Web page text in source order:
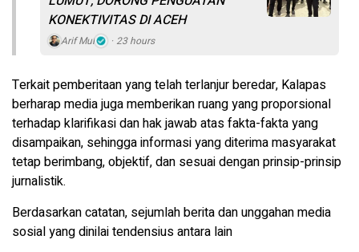
KONEKTIVITAS DI ACEH
Arif Mul 23 hours
Terkait pemberitaan yang telah terlanjur beredar, Kalapas
berharap media juga memberikan ruang yang proporsional
terhadap klarifikasi dan hak jawab atas fakta-fakta yang
disampaikan, sehingga informasi yang diterima masyarakat
tetap berimbang, objektif, dan sesuai dengan prinsip-prinsip
jurnalistik.
Berdasarkan catatan, sejumlah berita dan unggahan media
sosial yang dinilai tendensius antara lain